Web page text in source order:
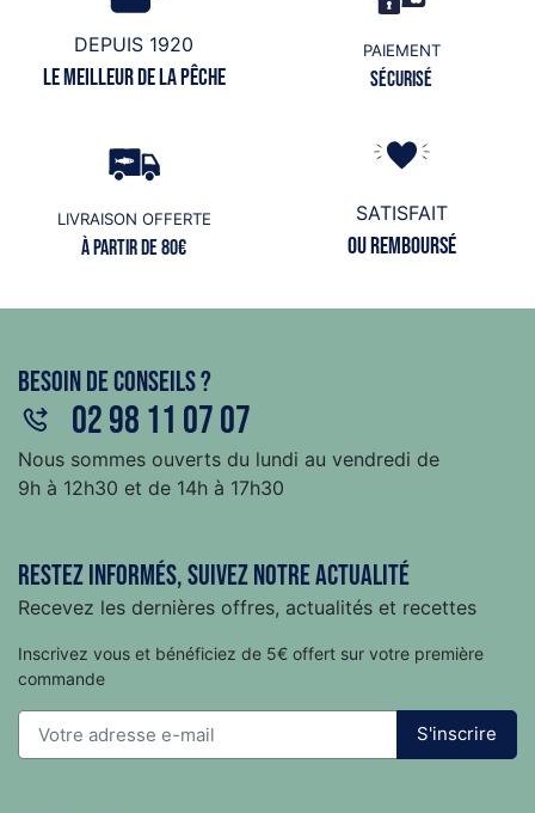
DEPUIS 1920
Le meilleur de la pêche
PAIEMENT
Sécurisé
LIVRAISON OFFERTE
à partir de 80€
SATISFAIT
ou remboursé
Besoin de conseils ?
02 98 11 07 07
Nous sommes ouverts du lundi au vendredi de
9h à 12h30 et de 14h à 17h30
Restez informés, suivez notre actualité
Recevez les dernières offres, actualités et recettes
Inscrivez vous et bénéficiez de 5€ offert sur votre première
commande
S'inscrire